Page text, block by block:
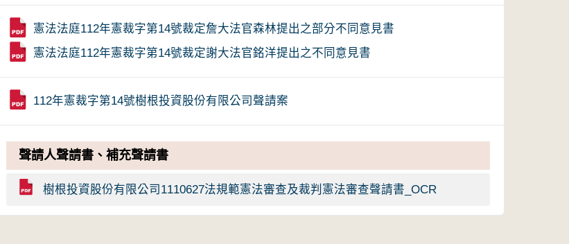
憲法法庭112年憲裁字第14號裁定詹大法官森林提出之部分不同意見書
憲法法庭112年憲裁字第14號裁定謝大法官銘洋提出之不同意見書
112年憲裁字第14號樹根投資股份有限公司聲請案
聲請人聲請書、補充聲請書
樹根投資股份有限公司1110627法規範憲法審查及裁判憲法審查聲請書_OCR